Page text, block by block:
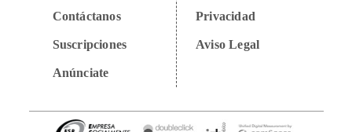
Contáctanos
Suscripciones
Anúnciate
Privacidad
Aviso Legal